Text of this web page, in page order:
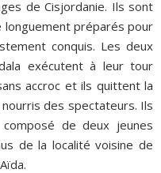
de Cisjordanie. Ils sont
préparés pour
conquis. Les deux
exécutent à leur tour
accroc et ils quittent la
des spectateurs. Ils
de deux jeunes
de la localité voisine de